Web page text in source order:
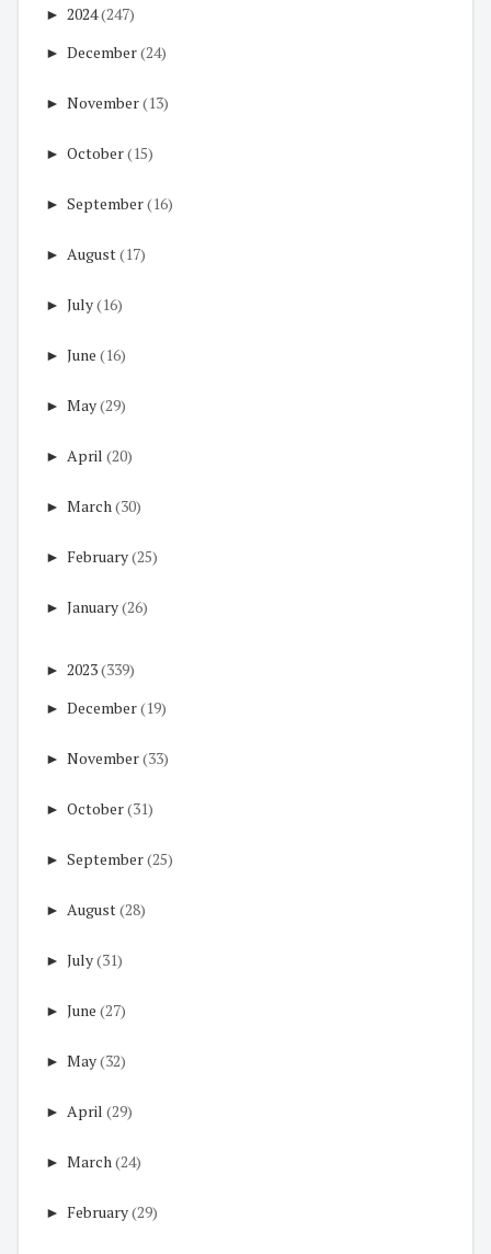
► 2024(247)
► December(24)
► November(13)
► October(15)
► September(16)
► August(17)
► July(16)
► June (16)
► May(29)
► April (20)
► March(30)
► February(25)
► January(26)
► 2023(339)
► December(19)
► November(33)
► October(31)
► September(25)
► August(28)
► July(31)
► June (27)
► May(32)
► April (29)
► March(24)
► February(29)